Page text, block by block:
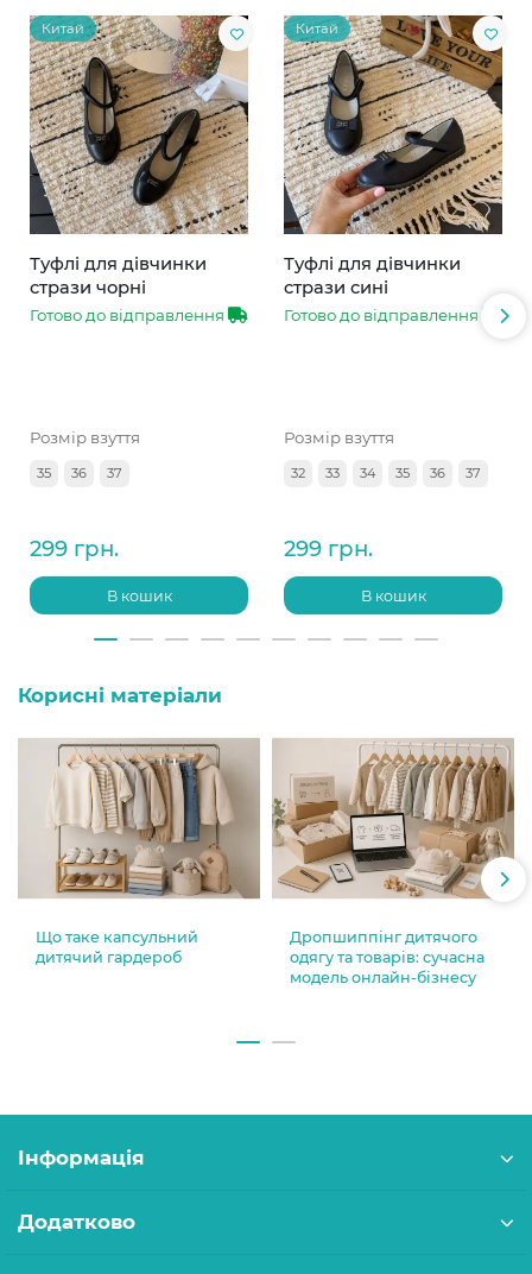
Китай
Туфлі для дівчинки
стрази чорні
Готово до відправлення
Розмір взуття
35 36 37
299 грн.
В кошик
Китай
Туфлі для дівчинки
стрази сині
Готово до відправлення
Розмір взуття
32 33 34 35 36 37
299 грн.
В кошик
Корисні матеріали
Що таке капсульний
дитячий гардероб
Дропшиппінг дитячого
одягу та товарів: сучасна
модель онлайн-бізнесу
Інформація
Додатково